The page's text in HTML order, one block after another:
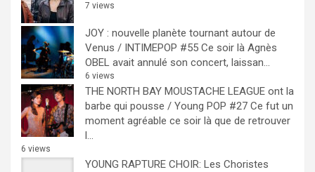
7 views
JOY : nouvelle planète tournant autour de
Venus / INTIMEPOP #55 Ce soir là Agnès
OBEL avait annulé son concert, laissan...
6 views
THE NORTH BAY MOUSTACHE LEAGUE ont la
barbe qui pousse / Young POP #27 Ce fut un
moment agréable ce soir là que de retrouver
l...
6 views
YOUNG RAPTURE CHOIR: Les Choristes